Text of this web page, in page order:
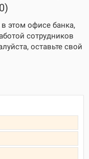
этом офисе банка,
сотрудников
оставьте свой